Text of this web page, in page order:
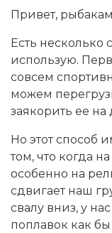
Привет,
Есть несколько
использую.
совсем
можем
заякорить ее на
Но этот способ
том, что когда
особенно на
сдвигает наш
свалу вниз, у
поплавок как